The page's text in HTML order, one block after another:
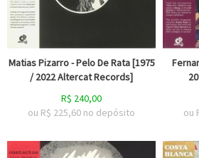
Matias Pizarro - Pelo De Rata [1975
/ 2022 Altercat Records]
R$ 240,00
ou R$ 225,60 no depósito
ou